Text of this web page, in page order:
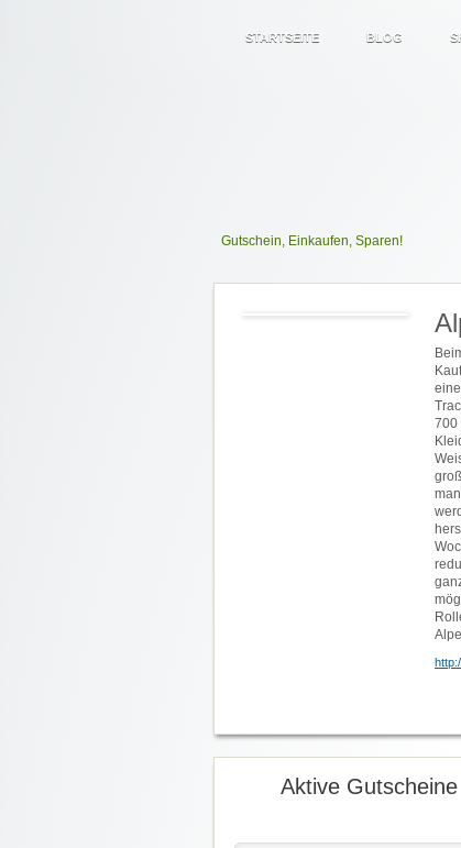
STARTSEITE BLOG
Gutschein, Einkaufen, Sparen!
700
Aktive Gutscheine